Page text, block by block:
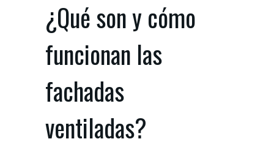
¿Qué son y cómo
funcionan las
fachadas
ventiladas?